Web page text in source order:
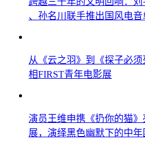
、孙名川联手推出国风电音
从《云之羽》到《探子必
相FIRST青年电影展
演员王维申携《扔你的猫
展，演绎黑色幽默下的中年